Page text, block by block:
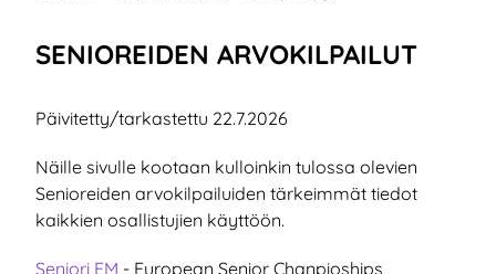
SENIOREIDEN ARVOKILPAILUT
Päivitetty/tarkastettu 22.7.2026
Näille sivulle kootaan kulloinkin tulossa olevien
Senioreiden arvokilpailuiden tärkeimmät tiedot
kaikkien osallistujien käyttöön.
Seniori EM - European Senior Chanpioships